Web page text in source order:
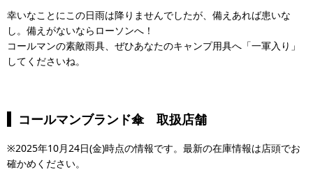
幸いなことにこの日雨は降りませんでしたが、備えあれば患いな
し。備えがないならローソンへ！
コールマンの素敵雨具、ぜひあなたのキャンプ用具へ「一軍入り」
してくださいね。
コールマンブランド傘 取扱店舗
※2025年10月24日(金)時点の情報です。最新の在庫情報は店頭でお
確かめください。